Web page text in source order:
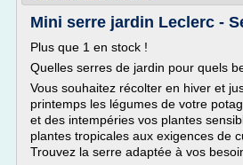
Mini serre jardin Leclerc -
Plus que 1 en stock !
Quelles serres de jardin pour quels
Vous souhaitez récolter en hiver et
printemps les légumes de votre
et des intempéries vos plantes
plantes tropicales aux exigences de
Trouvez la serre adaptée à vos